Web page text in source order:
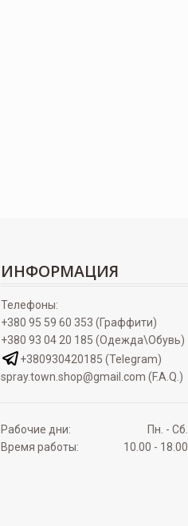
ИНФОРМАЦИЯ
Телефоны:
+380 95 59 60 353 (Граффити)
+380 93 04 20 185 (Одежда\Обувь)
+380930420185 (Telegram)
spray.town.shop@gmail.com (F.A.Q.)
Рабочие дни:
Пн. - Сб.
Время работы:
10.00 - 18.00